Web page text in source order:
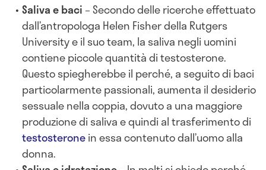
Saliva e baci – Secondo delle ricerche effettuato
dall’antropologa Helen Fisher della Rutgers
University e il suo team, la saliva negli uomini
contiene piccole quantità di testosterone.
Questo spiegherebbe il perché, a seguito di baci
particolarmente passionali, aumenta il desiderio
sessuale nella coppia, dovuto a una maggiore
produzione di saliva e quindi al trasferimento di
testosteronein essa contenuto dall’uomo alla
donna.